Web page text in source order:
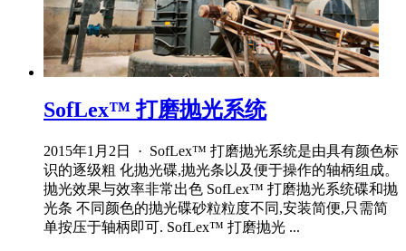
SofLex™ 打磨抛光系统
2015年1月2日 · SofLex™ 打磨抛光系统是由具有颜色标
识的逐级粗 化抛光碟,抛光条以及便于操作的轴柄组成。
抛光效果与效率非常出色 SofLex™ 打磨抛光系统碟和抛
光条 不同颜色的抛光碟砂粒粒度不同,安装简便,只需简
单按压于轴柄即可. SofLex™ 打磨抛光 ...